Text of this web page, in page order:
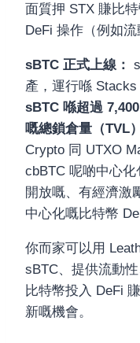
面質押 STX 賺比
DeFi 操作（例如流
sBTC 正式上線：
產，運行喺 Stacks
sBTC 喺超過
嘅總鎖倉量（TVL）
Crypto 同 UTXO
cbBTC 呢啲中心
開放嘅、有經濟激
中心化嘅比特幣
你而家可以用
sBTC、提供流動
比特幣投入 DeFi
新嘅機會。